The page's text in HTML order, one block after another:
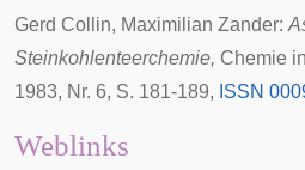
Gerd Collin, Maximilian Zander:
Steinkohlenteerchemie, Chemie
1983, Nr. 6, S. 181-189, ISSN
Weblinks